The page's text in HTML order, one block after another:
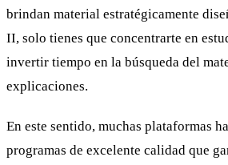
brindan material estratégicamente
II, solo tienes que concentrarte en
invertir tiempo en la búsqueda del
explicaciones.
En este sentido, muchas plataformas
programas de excelente calidad que